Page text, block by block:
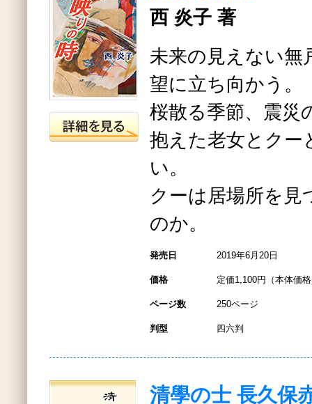
西 炎子 著
未来の見えない無
望に立ち向かう。
桜散る季節、震災
抱えた老女とクー
い。
クーは居場所を見
のか。
発売日 2019年6月20日
価格 定価1,100円（本体価
ページ数 250ページ
判型 四六判
清學の士 長久保